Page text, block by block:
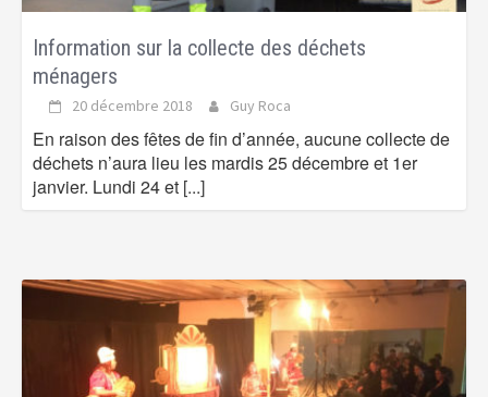
Information sur la collecte des déchets
ménagers
20 décembre 2018 Guy Roca
En raison des fêtes de fin d’année, aucune collecte de
déchets n’aura lieu les mardis 25 décembre et 1er
janvier. Lundi 24 et [...]